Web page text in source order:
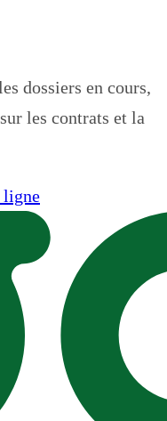
dossiers en cours,
les contrats et la
ligne